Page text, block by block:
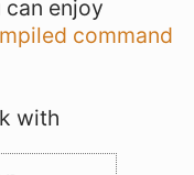
enjoy
command
with